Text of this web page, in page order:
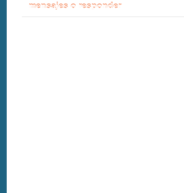
mensajes o responder